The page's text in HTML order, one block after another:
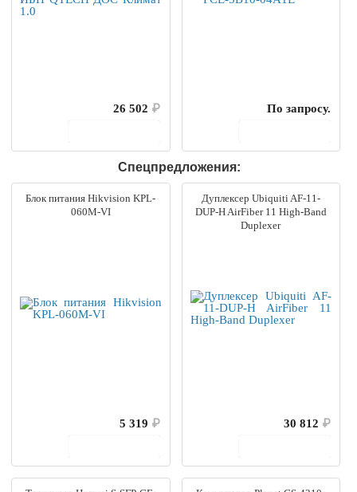
26 502 ₽
По запросу.
Спецпредложения:
Блок питания Hikvision KPL-
060M-VI
5 319 ₽
Дуплексер Ubiquiti AF-11-
DUP-H AirFiber 11 High-Band
Duplexer
30 812 ₽